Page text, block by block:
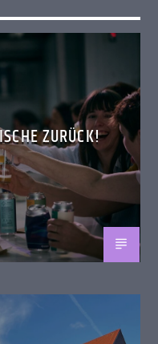
ZURÜCK!